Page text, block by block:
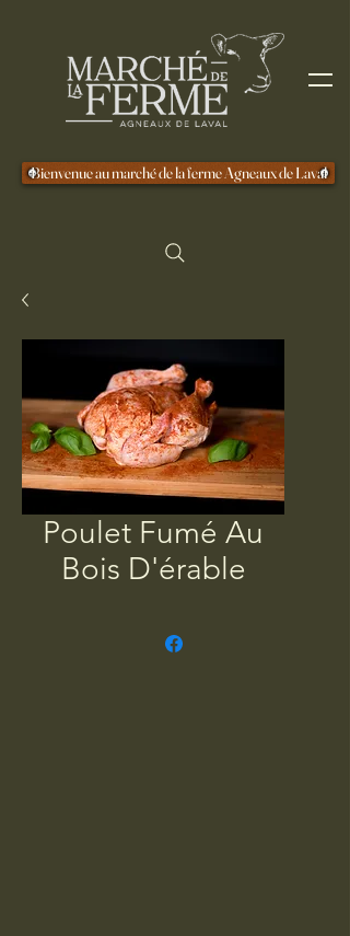
Bienvenue au marché de la ferme Agneaux de Laval
Poulet Fumé Au
Bois D'érable